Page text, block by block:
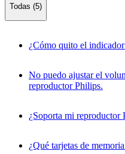
Todas (5)
¿Cómo quito el
No puedo ajustar el
reproductor Philips.
¿Soporta mi reproductor
¿Qué tarjetas de